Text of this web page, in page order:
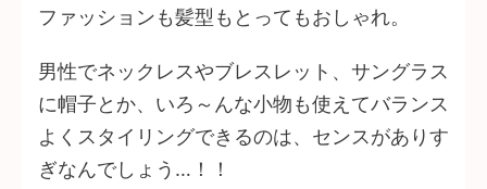
ファッションも髪型もとってもおしゃれ。
男性でネックレスやブレスレット、サングラス
に帽子とか、いろ～んな小物も使えてバランス
よくスタイリングできるのは、センスがありす
ぎなんでしょう…！！